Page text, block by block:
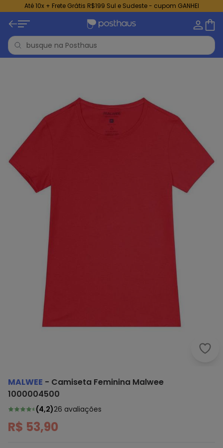
Até 10x + Frete Grátis R$199 Sul e Sudeste - cupom GANHEI
MALWEE - Camiseta Feminina Malwee
1000004500
(4,2)26 avaliações
R$ 53,90